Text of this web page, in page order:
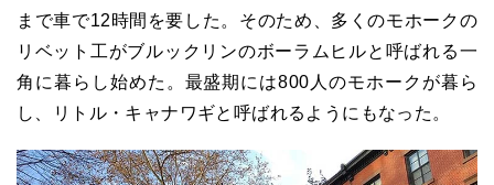
まで車で12時間を要した。そのため、多くのモホークの
リベット工がブルックリンのボーラムヒルと呼ばれる一
角に暮らし始めた。最盛期には800人のモホークが暮ら
し、リトル・キャナワギと呼ばれるようにもなった。